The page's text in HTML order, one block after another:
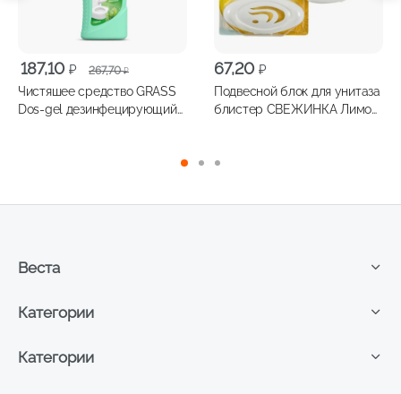
267,70₽
Первоначальная
цена
составляла
187,10 ₽
Текущая
цена:
187,10 ₽.
Чистяшее средство GRASS
Dos-gel дезинфецирующий
67,20 ₽
Подвесной блок для унитаза
блистер СВЕЖИНКА Лимон
Категории
Категории
Веста